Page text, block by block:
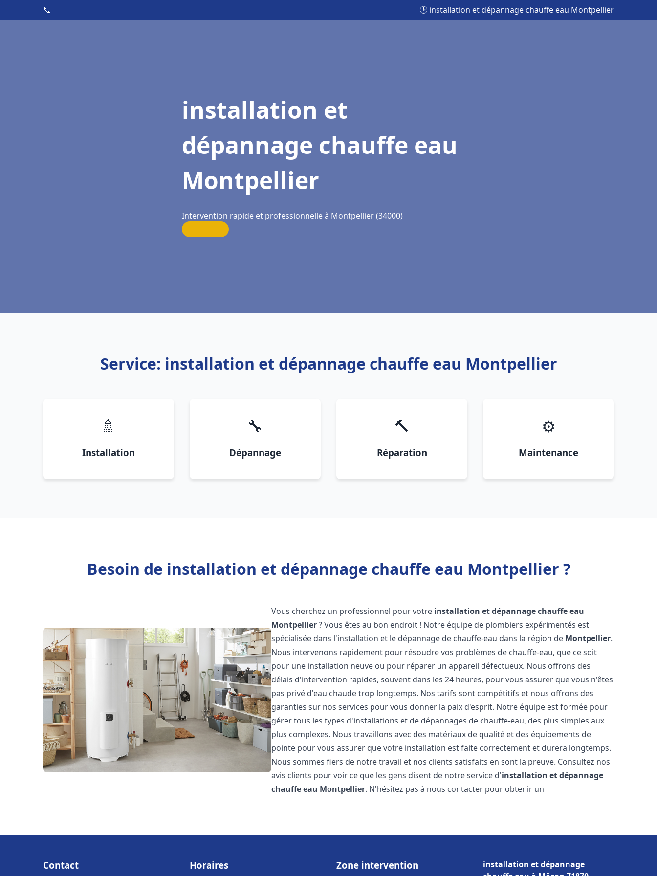
📞 🕒 installation et dépannage chauffe eau Montpellier
installation et
dépannage chauffe eau
Montpellier
Intervention rapide et professionnelle à Montpellier (34000)
Service: installation et dépannage chauffe eau Montpellier
🚿
Installation
🔧
Dépannage
🔨
Réparation
⚙️
Maintenance
Besoin de installation et dépannage chauffe eau Montpellier ?
Vous cherchez un professionnel pour votre installation et dépannage chauffe eau
Montpellier? Vous êtes au bon endroit ! Notre équipe de plombiers expérimentés est
spécialisée dans l'installation et le dépannage de chauffe-eau dans la région de Montpellier.
Nous intervenons rapidement pour résoudre vos problèmes de chauffe-eau, que ce soit
pour une installation neuve ou pour réparer un appareil défectueux. Nous offrons des
délais d'intervention rapides, souvent dans les 24 heures, pour vous assurer que vous n'êtes
pas privé d'eau chaude trop longtemps. Nos tarifs sont compétitifs et nous offrons des
garanties sur nos services pour vous donner la paix d'esprit. Notre équipe est formée pour
gérer tous les types d'installations et de dépannages de chauffe-eau, des plus simples aux
plus complexes. Nous travaillons avec des matériaux de qualité et des équipements de
pointe pour vous assurer que votre installation est faite correctement et durera longtemps.
Nous sommes fiers de notre travail et nos clients satisfaits en sont la preuve. Consultez nos
avis clients pour voir ce que les gens disent de notre service d'installation et dépannage
chauffe eau Montpellier. N'hésitez pas à nous contacter pour obtenir un
Contact Horaires Zone intervention
installation et dépannage